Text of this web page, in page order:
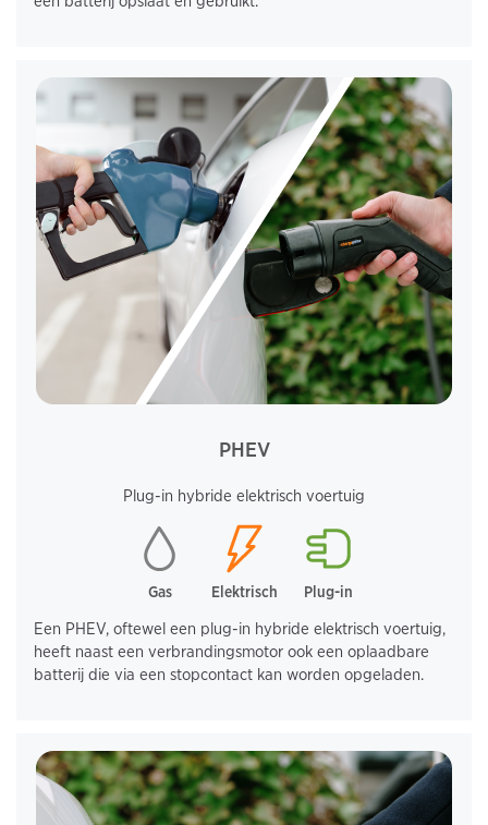
PHEV
Plug-in hybride elektrisch voertuig
Gas Elektrisch Plug-in
Een PHEV, oftewel een plug-in hybride elektrisch voertuig,
heeft naast een verbrandingsmotor ook een oplaadbare
batterij die via een stopcontact kan worden opgeladen.